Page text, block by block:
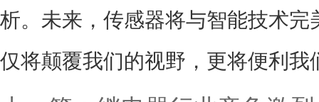
析。未来，传感器将与智能技术
仅将颠覆我们的视野，更将便利